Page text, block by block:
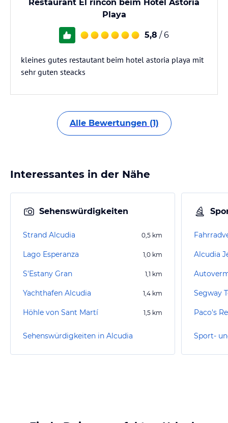
Restaurant El rincon beim Hotel Astoria
Playa
5,8 / 6
kleines gutes restautant beim hotel astoria playa mit
sehr guten steacks
Alle Bewertungen (1)
Interessantes in der Nähe
Sehenswürdigkeiten
Strand Alcudia 0,5 km
Lago Esperanza 1,0 km
S'Estany Gran 1,1 km
Yachthafen Alcudia 1,4 km
Höhle von Sant Martí 1,5 km
Sehenswürdigkeiten in Alcudia
Alcudia
Segway
Paco's
Sport-